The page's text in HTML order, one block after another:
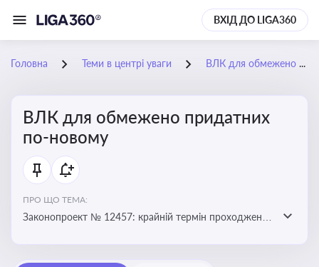
ВХІД ДО LIGA360
Головна Теми в центрі уваги ВЛК для обмежено придатних по-новому
ВЛК для обмежено придатних
по-новому
ПРО ЩО ТЕМА:
Законопроект № 12457: крайній термін проходження